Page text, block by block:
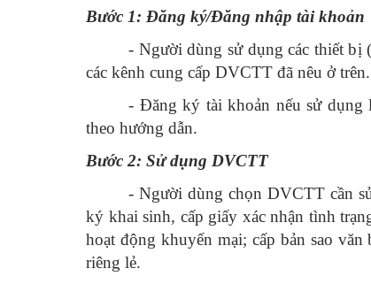
Bước 1: Đăng ký/Đăng nhập tài khoản
- Người dùng sử dụng các thiết
các kênh cung cấp DVCTT đã nêu ở trên.
- Đăng ký tài khoản nếu sử dụng
theo hướng dẫn.
Bước 2: Sử dụng DVCTT
- Người dùng chọn DVCTT cần
ký khai sinh, cấp giấy xác nhận tình
hoạt động khuyến mại; cấp bản sao
riêng lẻ.